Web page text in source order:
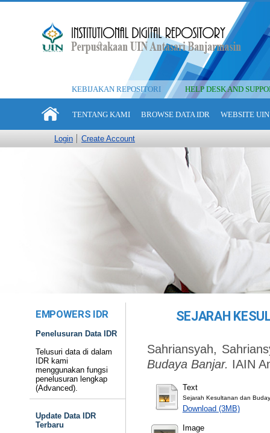
KEBIJAKAN REPOSITORI HELP DESK AND
TENTANG KAMI BROWSE DATA IDR WEBSITE
Login Create Account
EMPOWERS IDR
Penelusuran Data IDR
Telusuri data di dalam
IDR kami
menggunakan fungsi
penelusuran lengkap
(Advanced).
Update Data IDR
Terbaru
SEJARAH
Sahriansyah,
Budaya Banjar. IAIN
Text
Sejarah Kesultanan dan
Download (3MB)
Image